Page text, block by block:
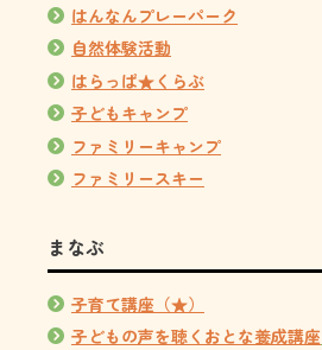
はんなんプレーパーク
自然体験活動
はらっぱ★くらぶ
子どもキャンプ
ファミリーキャンプ
ファミリースキー
まなぶ
子育て講座（★）
子どもの声を聴くおとな養成講座